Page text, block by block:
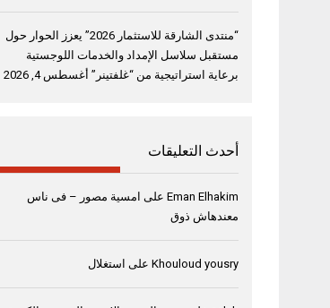
“منتدى الشارقة للاستثمار 2026” يعزز الحوار حول
مستقبل سلاسل الإمداد والخدمات اللوجستية
برعاية استراتيجية من “غلفتينر” أغسطس 4, 2026
أحدث التعليقات
Eman Elhakim على امسية مصور – فى ناس
معندهاش ذوق
Khouloud yousry على استغلال